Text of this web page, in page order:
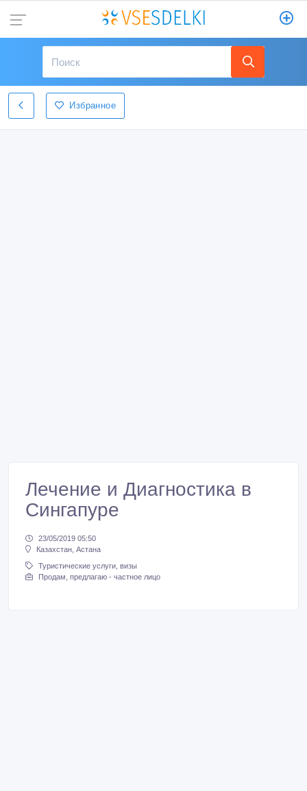
Избранное
Лечение и Диагностика в
Сингапуре
23/05/2019 05:50
Казахстан, Астана
Туристические услуги, визы
Продам, предлагаю - частное лицо